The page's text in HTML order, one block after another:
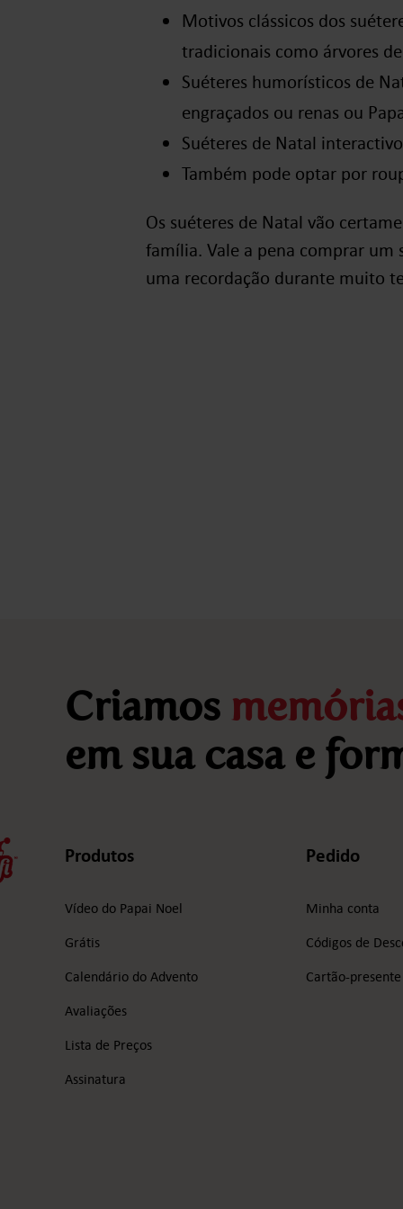
Motivos clássicos dos
tradicionais como árvores
Suéteres humorísticos de
engraçados ou renas ou
Suéteres de Natal
Também pode optar por
Os suéteres de Natal vão
família. Vale a pena comprar
uma recordação durante muito
Criamos
em sua casa e
Produtos
Vídeo do Papai Noel
Grátis
Calendário do Advento
Avaliações
Lista de Preços
Assinatura
Pedido
Minha conta
Códigos de
Cartão-presente